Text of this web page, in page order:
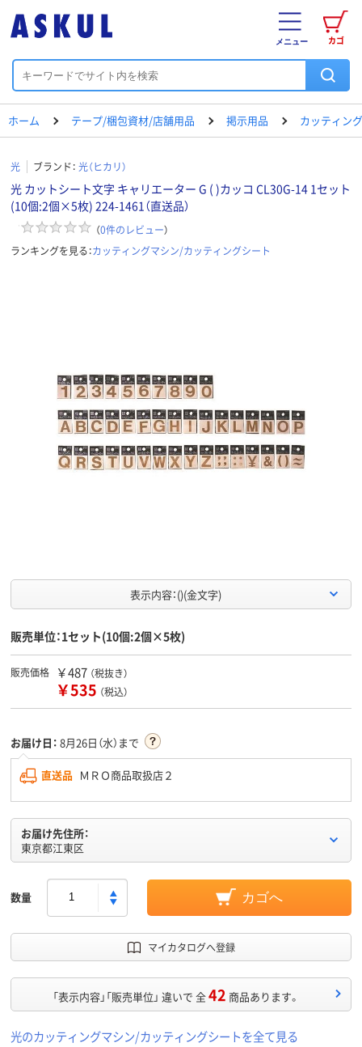
カゴ
メニュー
ホーム テープ/梱包資材/店舗用品 掲示用品 カッティン
光 ブランド： 光（ヒカリ）
光 カットシート文字 キャリエーター G ( )カッコ CL30G-14 1セット
(10個:2個×5枚) 224-1461（直送品）
（0件のレビュー）
ランキングを見る：カッティングマシン/カッティングシート
表示内容：()(金文字)
販売単位：1セット(10個:2個×5枚)
販売価格 ￥487 （税抜き）
￥535 （税込）
お届け日： 8月26日（水）まで
直送品 ＭＲＯ商品取扱店２
お届け先住所：
東京都江東区
数量 カゴへ
マイカタログへ登録
「表示内容」「販売単位」 違いで 全42 商品あります。
光のカッティングマシン/カッティングシートを全て見る